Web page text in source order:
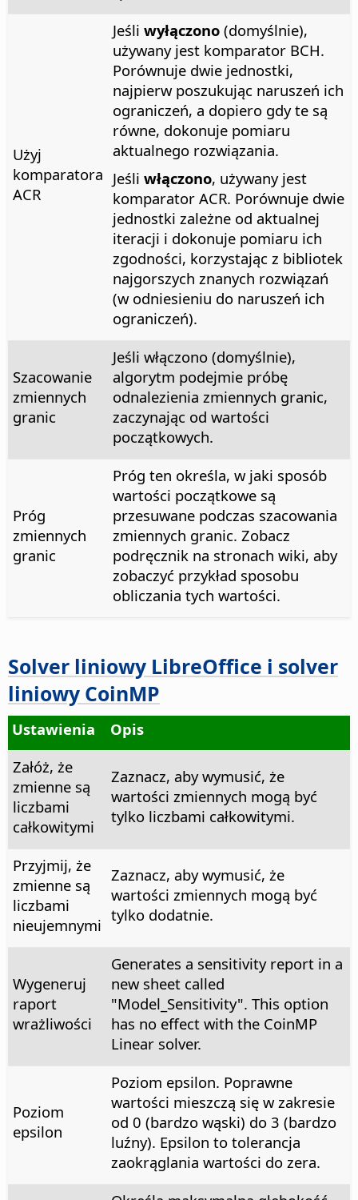
Użyj
komparatora
ACR
Jeśli wyłączono(domyślnie),
używany jest komparator BCH.
Porównuje dwie jednostki,
najpierw poszukując naruszeń ich
ograniczeń, a dopiero gdy te są
równe, dokonuje pomiaru
aktualnego rozwiązania.
Jeśli włączono, używany jest
komparator ACR. Porównuje dwie
jednostki zależne od aktualnej
iteracji i dokonuje pomiaru ich
zgodności, korzystając z bibliotek
najgorszych znanych rozwiązań
(w odniesieniu do naruszeń ich
ograniczeń).
Szacowanie
zmiennych
granic
Jeśli włączono (domyślnie),
algorytm podejmie próbę
odnalezienia zmiennych granic,
zaczynając od wartości
początkowych.
Próg
zmiennych
granic
Próg ten określa, w jaki sposób
wartości początkowe są
przesuwane podczas szacowania
zmiennych granic. Zobacz
podręcznik na stronach wiki, aby
zobaczyć przykład sposobu
obliczania tych wartości.
Solver liniowy LibreOffice i solver
liniowy CoinMP
Ustawienia
Opis
Załóż, że
zmienne są
liczbami
całkowitymi
Zaznacz, aby wymusić, że
wartości zmiennych mogą być
tylko liczbami całkowitymi.
Przyjmij, że
zmienne są
liczbami
nieujemnymi
Zaznacz, aby wymusić, że
wartości zmiennych mogą być
tylko dodatnie.
Wygeneruj
raport
wrażliwości
Generates a sensitivity report in a
new sheet called
"Model_Sensitivity". This option
has no effect with the CoinMP
Linear solver.
Poziom
epsilon
Poziom epsilon. Poprawne
wartości mieszczą się w zakresie
od 0 (bardzo wąski) do 3 (bardzo
luźny). Epsilon to tolerancja
zaokrąglania wartości do zera.